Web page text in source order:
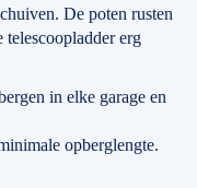
De poten rusten
erg
in elke garage en
opberglengte.